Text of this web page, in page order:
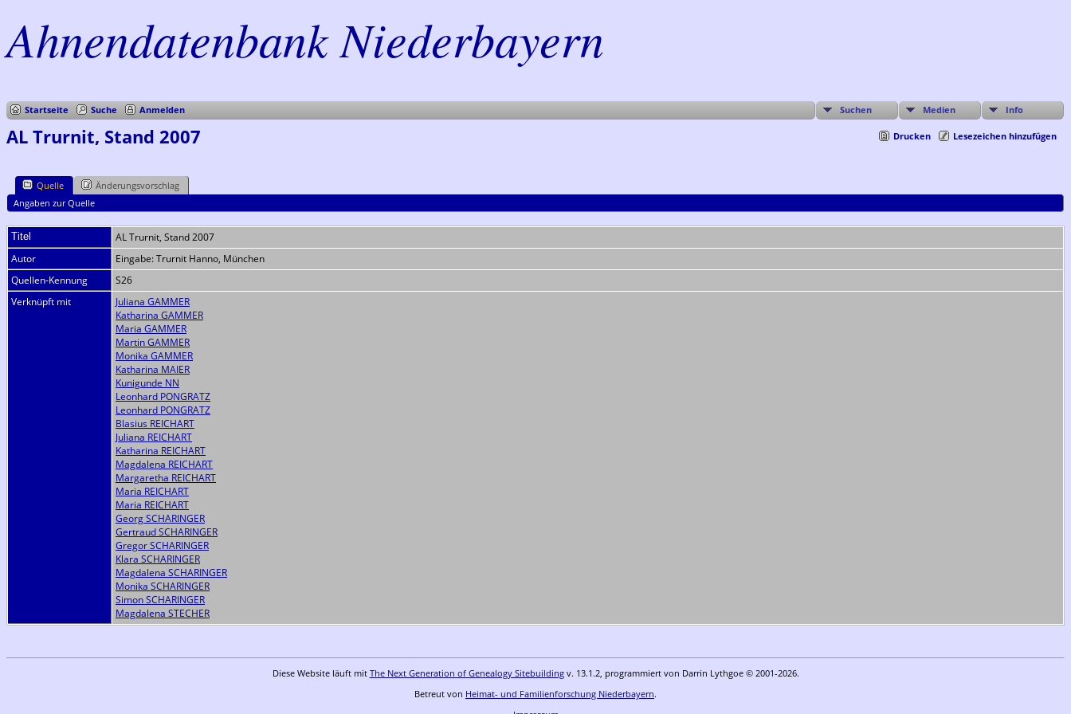
Ahnendatenbank Niederbayern
Startseite Suche Anmelden Suchen Medien Info
Drucken Lesezeichen hinzufügen
AL Trurnit, Stand 2007
Quelle
Änderungsvorschlag
Angaben zur Quelle
Titel
AL Trurnit, Stand 2007
Autor
Eingabe: Trurnit Hanno, München
Quellen-Kennung
S26
Verknüpft mit
Juliana GAMMER
Katharina GAMMER
Maria GAMMER
Martin GAMMER
Monika GAMMER
Katharina MAIER
Kunigunde NN
Leonhard PONGRATZ
Leonhard PONGRATZ
Blasius REICHART
Juliana REICHART
Katharina REICHART
Magdalena REICHART
Margaretha REICHART
Maria REICHART
Maria REICHART
Georg SCHARINGER
Gertraud SCHARINGER
Gregor SCHARINGER
Klara SCHARINGER
Magdalena SCHARINGER
Monika SCHARINGER
Simon SCHARINGER
Magdalena STECHER
Diese Website läuft mit The Next Generation of Genealogy Sitebuildingv. 13.1.2, programmiert von Darrin Lythgoe © 2001-2026.
Betreut von Heimat- und Familienforschung Niederbayern.